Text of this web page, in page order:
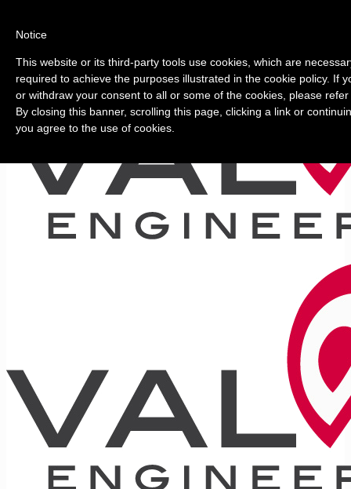
Notice
This website or its third-party tools use cookies, which are
required to achieve the purposes illustrated in the cookie policy. If
or withdraw your consent to all or some of the cookies, please
By closing this banner, scrolling this page, clicking a link or
you agree to the use of cookies.